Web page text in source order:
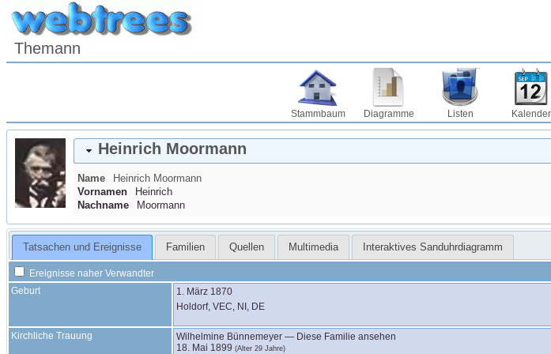
Themann
Stammbaum Diagramme Listen Kalender
Heinrich Moormann
Name Heinrich Moormann
Vornamen
Heinrich
Nachname
Moormann
Tatsachen und Ereignisse Familien Quellen Multimedia Interaktives Sanduhrdiagramm
Ereignisse naher Verwandter
Geburt
1. März 1870
Holdorf, VEC, NI, DE
Kirchliche Trauung Wilhelmine Bünnemeyer — Diese Familie ansehen
18. Mai 1899 (Alter 29 Jahre)